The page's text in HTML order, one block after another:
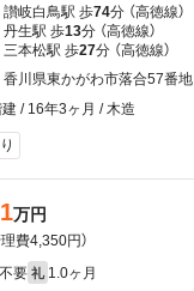
讃岐白鳥駅 歩74分 （高徳線）
丹生駅 歩13分 （高徳線）
三本松駅 歩27分 （高徳線）
香川県東かがわ市落合57番地
/ 16年3ヶ月 / 木造
万円
理費4,350円）
不要 礼 1.0ヶ月